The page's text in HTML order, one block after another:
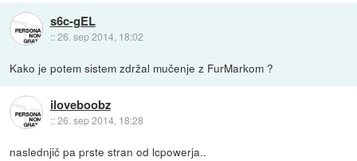
s6c-gEL
::26. sep 2014, 18:02
Kako je potem sistem zdržal mučenje z FurMarkom ?
iloveboobz
::26. sep 2014, 18:28
naslednjič pa prste stran od lcpowerja..